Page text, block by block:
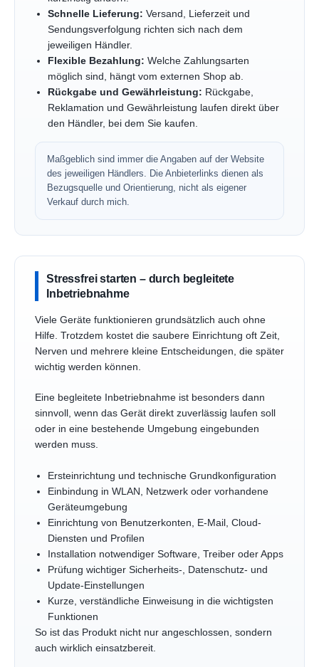
Schnelle Lieferung: Versand, Lieferzeit und
Sendungsverfolgung richten sich nach dem
jeweiligen Händler.
Flexible Bezahlung: Welche Zahlungsarten
möglich sind, hängt vom externen Shop ab.
Rückgabe und Gewährleistung: Rückgabe,
Reklamation und Gewährleistung laufen direkt über
den Händler, bei dem Sie kaufen.
Maßgeblich sind immer die Angaben auf der Website
des jeweiligen Händlers. Die Anbieterlinks dienen als
Bezugsquelle und Orientierung, nicht als eigener
Verkauf durch mich.
Stressfrei starten – durch begleitete
Inbetriebnahme
Viele Geräte funktionieren grundsätzlich auch ohne
Hilfe. Trotzdem kostet die saubere Einrichtung oft Zeit,
Nerven und mehrere kleine Entscheidungen, die später
wichtig werden können.
Eine begleitete Inbetriebnahme ist besonders dann
sinnvoll, wenn das Gerät direkt zuverlässig laufen soll
oder in eine bestehende Umgebung eingebunden
werden muss.
Ersteinrichtung und technische Grundkonfiguration
Einbindung in WLAN, Netzwerk oder vorhandene
Geräteumgebung
Einrichtung von Benutzerkonten, E-Mail, Cloud-
Diensten und Profilen
Installation notwendiger Software, Treiber oder Apps
Prüfung wichtiger Sicherheits-, Datenschutz- und
Update-Einstellungen
Kurze, verständliche Einweisung in die wichtigsten
Funktionen
So ist das Produkt nicht nur angeschlossen, sondern
auch wirklich einsatzbereit.